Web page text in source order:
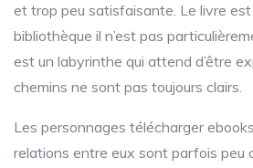
et trop peu satisfaisante. Le livre
bibliothèque il n’est pas
est un labyrinthe qui attend d’être
chemins ne sont pas toujours clairs.
Les personnages télécharger
relations entre eux sont parfois peu